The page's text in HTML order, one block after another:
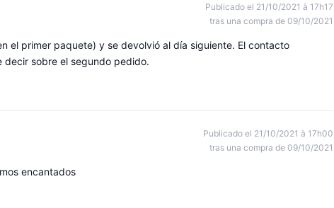
Publicado el 21/10/2021 à 17h17
tras una compra de 09/10/2021
el primer paquete) y se devolvió al día siguiente. El contacto
sobre el segundo pedido.
Publicado el 21/10/2021 à 17h00
tras una compra de 09/10/2021
encantados